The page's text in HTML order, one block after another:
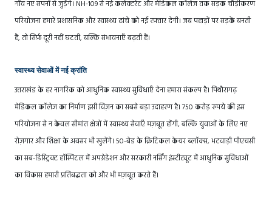
गाँव नए सपनों से जुड़ेंगे। NH-109 से नई कलेक्टरेट और मेडिकल कॉलेज तक सड़क चौड़ीकरण
परियोजना हमारे प्रशासनिक और स्वास्थ्य ढांचे को नई रफ़्तार देगी। जब पहाड़ों पर सड़कें बनती
हैं, तो सिर्फ़ दूरी नहीं घटती, बल्कि संभावनाएँ बढ़ती हैं।
स्वास्थ्य सेवाओं में नई क्रांति
उत्तराखंड के हर नागरिक को आधुनिक स्वास्थ्य सुविधाएँ देना हमारा संकल्प है। पिथौरागढ़
मेडिकल कॉलेज का निर्माण इसी विज़न का सबसे बड़ा उदाहरण है। 750 करोड़ रुपये की इस
परियोजना से न केवल सीमांत क्षेत्रों में स्वास्थ्य सेवाएँ मज़बूत होंगी, बल्कि युवाओं के लिए नए
रोज़गार और शिक्षा के अवसर भी खुलेंगे। 50-बेड के क्रिटिकल केयर ब्लॉक्स, भटवाड़ी पीएचसी
का सब-डिस्ट्रिक्ट हॉस्पिटल में अपग्रेडेशन और सरकारी नर्सिंग इंस्टीट्यूट में आधुनिक सुविधाओं
का विकास हमारी प्रतिबद्धता को और भी मज़बूत करते हैं।